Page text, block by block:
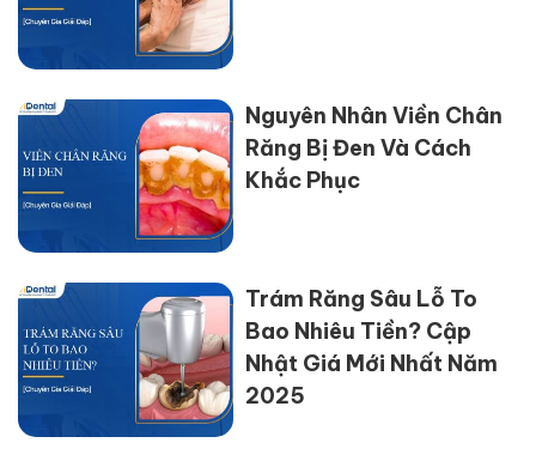
Nguyên Nhân Viền Chân
Răng Bị Đen Và Cách
Khắc Phục
Trám Răng Sâu Lỗ To
Bao Nhiêu Tiền? Cập
Nhật Giá Mới Nhất Năm
2025